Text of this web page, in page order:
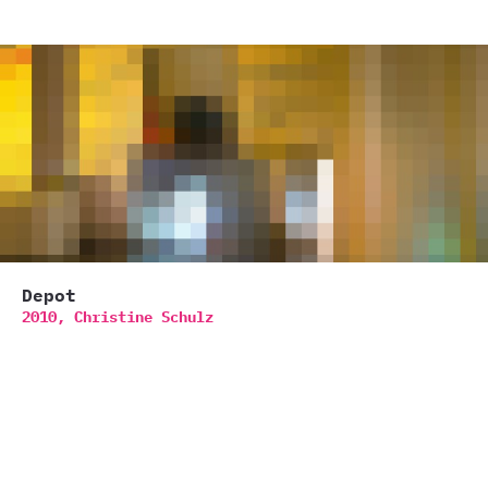
Depot
2010, Christine Schulz